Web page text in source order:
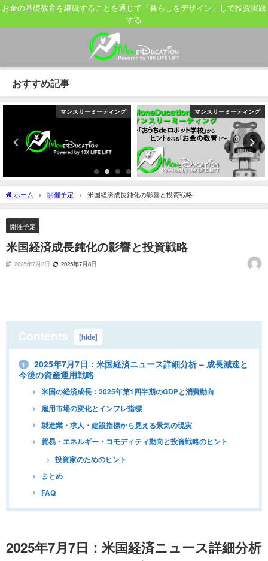
お金の基礎教育を継続することを通じて「暮らしをデザイン」して投資実践
する
おすすめ記事
マンスリーミーティング マンスリーミーティング
ホーム 開催予定 米国経済成長鈍化の影響と投資戦略
開催予定
米国経済成長鈍化の影響と投資戦略
2025年7月8日 2025年7月8日
Contents [hide]
1
2025年7月7日：米国経済ニュース詳細分析 – 成長減速と
今後の資産運用戦略
米国の経済成長：2025年第1四半期のGDPと消費動向
雇用市場の変化とインフレ指標
製造業・求人・建設指標から見える景気の現実
貿易・エネルギー・コモディティ動向と投資戦略のヒント
投資家のためのヒント
まとめ
FAQ
2025年7月7日：米国経済ニュース詳細分析